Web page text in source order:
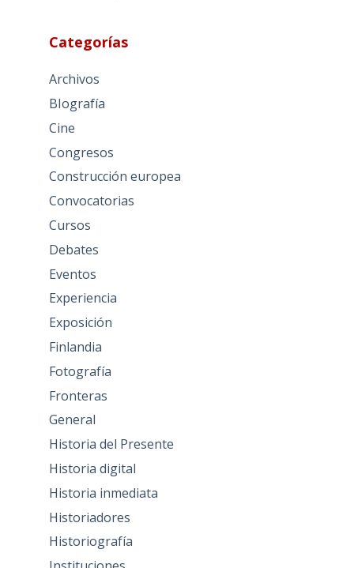
Categorías
Archivos
BIografía
Cine
Congresos
Construcción europea
Convocatorias
Cursos
Debates
Eventos
Experiencia
Exposición
Finlandia
Fotografía
Fronteras
General
Historia del Presente
Historia digital
Historia inmediata
Historiadores
Historiografía